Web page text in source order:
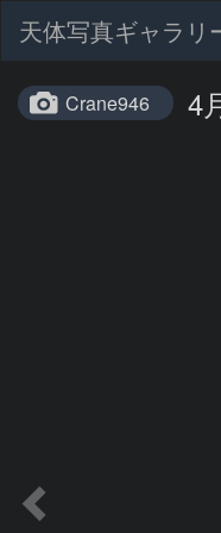
天体写真ギャラリ
Crane946 4